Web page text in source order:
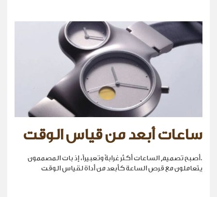
ساعات أبعد من قياس الوقت
.أصبح تصميم الساعات أكثر غرابةً وتعبيراً، إذ بات المصممون
يتعاملون مع قرص الساعة كأبعد من أداة لقياس الوقت